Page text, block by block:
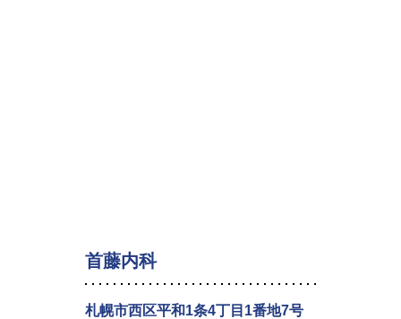
首藤内科
札幌市西区平和1条4丁目1番地7号